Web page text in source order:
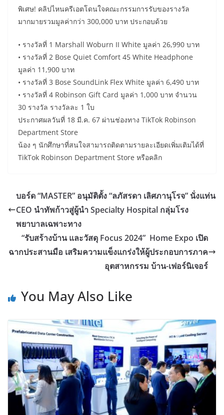
พิเศษ! คลิปไหนครีเอตโดนใจคณะกรรมการรับของรางวัล
มากมายรวมมูลค่ากว่า 300,000 บาท ประกอบด้วย
• รางวัลที่ 1 Marshall Woburn II White มูลค่า 26,990 บาท
• รางวัลที่ 2 Bose Quiet Comfort 45 White Headphone
มูลค่า 11,900 บาท
• รางวัลที่ 3 Bose SoundLink Flex White มูลค่า 6,490 บาท
• รางวัลที่ 4 Robinson Gift Card มูลค่า 1,000 บาท จำนวน
30 รางวัล รางวัลละ 1 ใบ
ประกาศผลวันที่ 18 มี.ค. 67 ผ่านช่องทาง TikTok Robinson
Department Store
น้อง ๆ นักศึกษาที่สนใจสามารถติดตามรายละเอียดเพิ่มเติมได้ที่
TikTok Robinson Department Store หรือคลิก
บอร์ด “MASTER” อนุมัติตั้ง “ลภัสรดา เลิศภานุโรจ” นั่งแท่น
CEO นำทัพก้าวสู่ผู้นำ Specialty Hospital กลุ่มโรง
พยาบาลเฉพาะทาง
“รับสร้างบ้าน และวัสดุ Focus 2024” Home Expo เปิด
ฉากประสานมือ เสริมความแข็งแกร่งให้ผู้ประกอบการภาค
อุตสาหกรรม บ้าน-เฟอร์นิเจอร์
You May Also Like